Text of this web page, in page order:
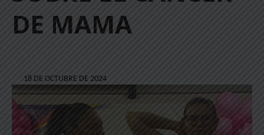
DE MAMA
18 DE OCTUBRE DE 2024